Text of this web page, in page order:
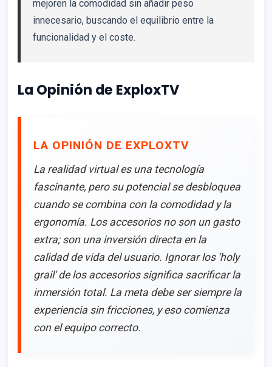
mejoren la comodidad sin añadir peso
innecesario, buscando el equilibrio entre la
funcionalidad y el coste.
La Opinión de ExploxTV
LA OPINIÓN DE EXPLOXTV
La realidad virtual es una tecnología
fascinante, pero su potencial se desbloquea
cuando se combina con la comodidad y la
ergonomía. Los accesorios no son un gasto
extra; son una inversión directa en la
calidad de vida del usuario. Ignorar los 'holy
grail' de los accesorios significa sacrificar la
inmersión total. La meta debe ser siempre la
experiencia sin fricciones, y eso comienza
con el equipo correcto.